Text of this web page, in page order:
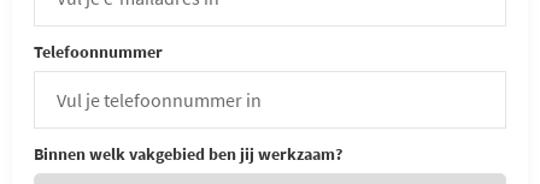
Telefoonnummer
Binnen welk vakgebied ben jij werkzaam?